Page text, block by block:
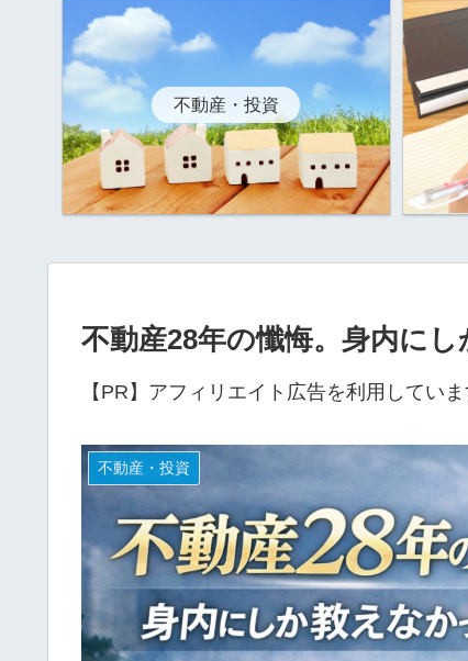
不動産・投資
不動産28年の懺悔。身内に
【PR】アフィリエイト広告を利用していま
不動産・投資